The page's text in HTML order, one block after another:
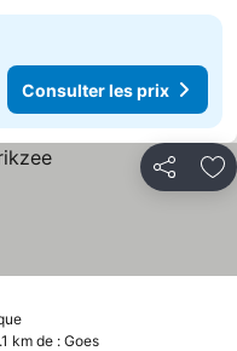
Consulter les prix
Partager
Consulter les prix
km de : Goes